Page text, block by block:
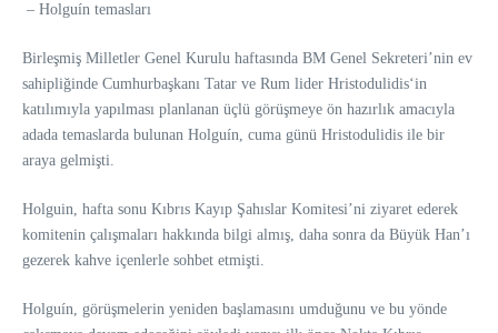
– Holguín temasları
Birleşmiş Milletler Genel Kurulu haftasında BM Genel Sekreteri’nin ev
sahipliğinde Cumhurbaşkanı Tatar ve Rum lider Hristodulidis‘in
katılımıyla yapılması planlanan üçlü görüşmeye ön hazırlık amacıyla
adada temaslarda bulunan Holguín, cuma günü Hristodulidis ile bir
araya gelmişti.
Holguin, hafta sonu Kıbrıs Kayıp Şahıslar Komitesi’ni ziyaret ederek
komitenin çalışmaları hakkında bilgi almış, daha sonra da Büyük Han’ı
gezerek kahve içenlerle sohbet etmişti.
Holguín, görüşmelerin yeniden başlamasını umduğunu ve bu yönde